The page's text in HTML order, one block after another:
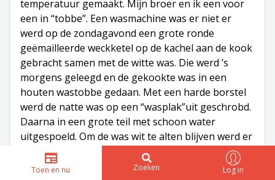
Toen en nu Zoeken Log in
temperatuur gemaakt. Mijn broer en ik een voor
een in “tobbe”. Een wasmachine was er niet er
werd op de zondagavond een grote ronde
geëmailleerde weckketel op de kachel aan de kook
gebracht samen met de witte was. Die werd ’s
morgens geleegd en de gekookte was in een
houten wastobbe gedaan. Met een harde borstel
werd de natte was op een “wasplak”uit geschrobd.
Daarna in een grote teil met schoon water
uitgespoeld. Om de was wit te alten blijven werd er
Reckit blauw aan de was toegedaan. bij mooi weer
werd de was op de “bleek” of op een linnenrik